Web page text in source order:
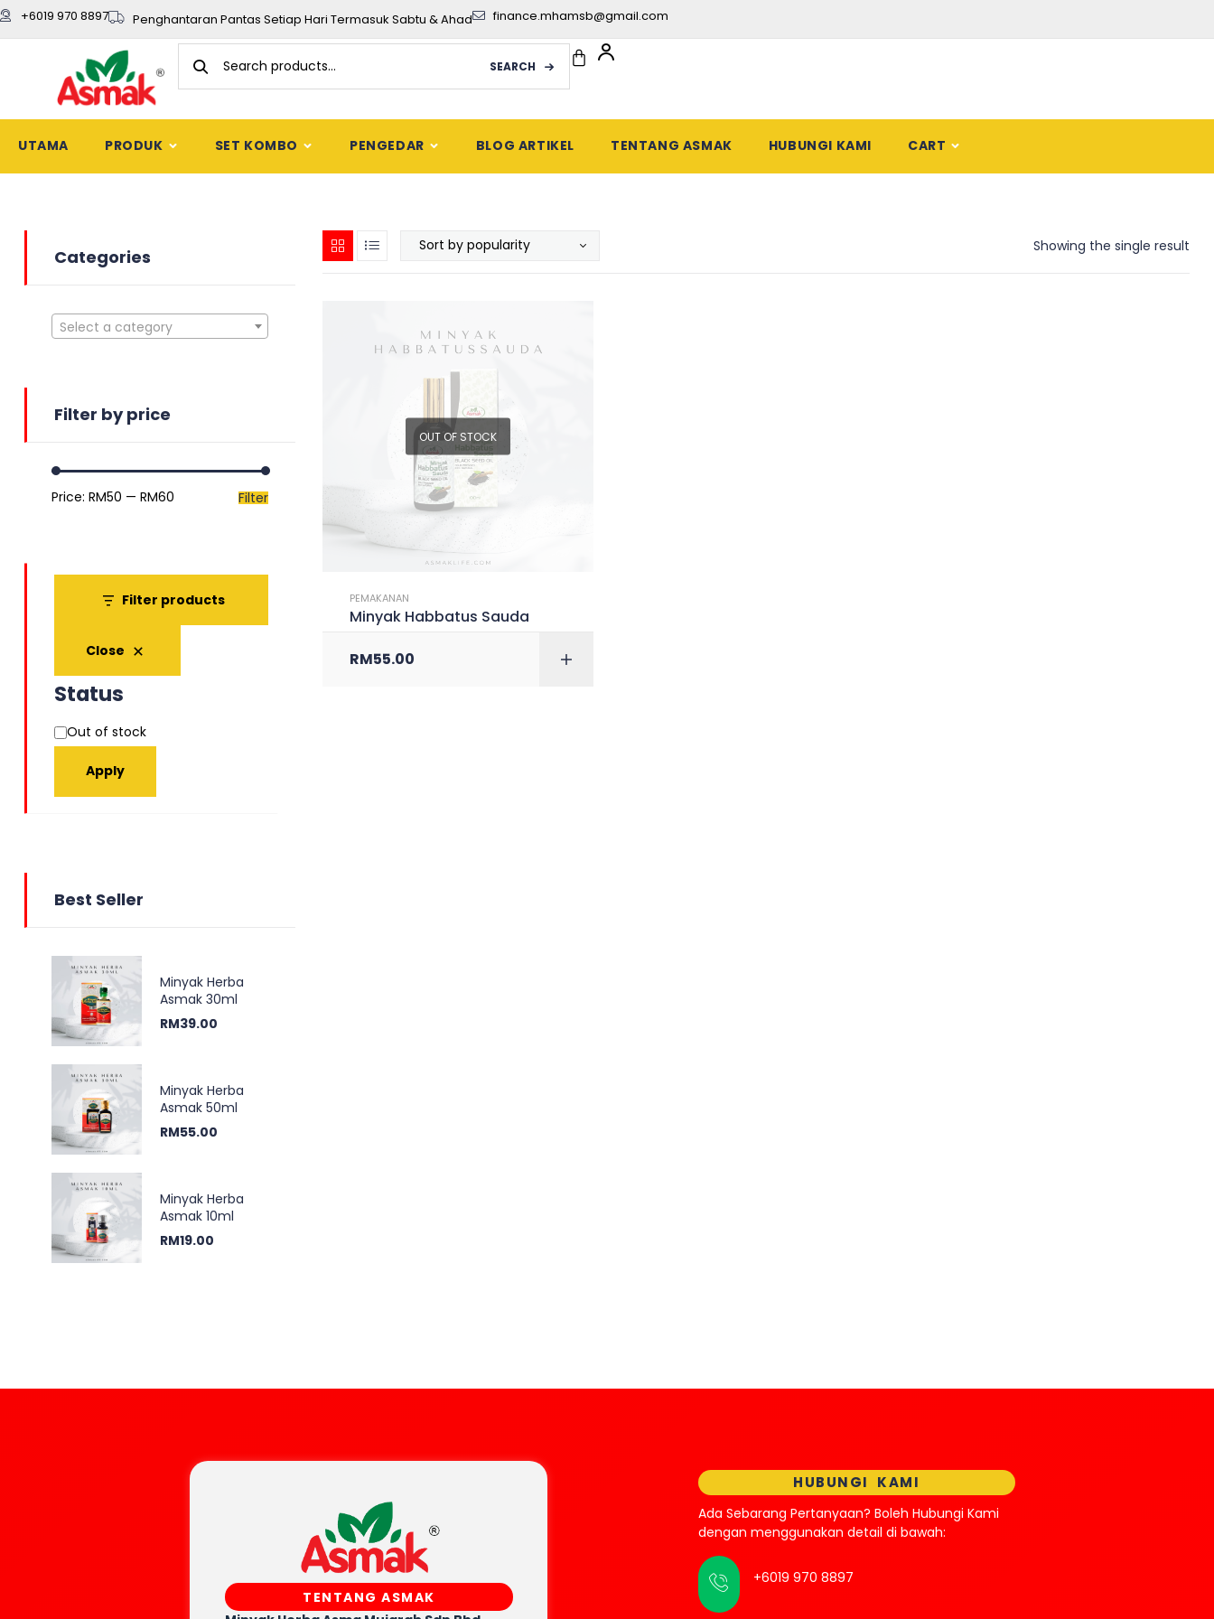
+6019 970 8897 Penghantaran Pantas Setiap Hari Termasuk Sabtu & Ahad finance.mhamsb@gmail.com
SEARCH
UTAMA PRODUK SET KOMBO PENGEDAR BLOG ARTIKEL TENTANG ASMAK HUBUNGI KAMI CART
Showing the single result
OUT OF STOCK
PEMAKANAN
Minyak Habbatus Sauda
RM55.00
Categories
Select a category
Filter by price
Filter
Price: RM50 — RM60
Filter products
Close
Status
Out of stock
Apply
Best Seller
Minyak Herba
Asmak 30ml
RM39.00
Minyak Herba
Asmak 50ml
RM55.00
Minyak Herba
Asmak 10ml
RM19.00
TENTANG ASMAK
HUBUNGI KAMI
Ada Sebarang Pertanyaan? Boleh Hubungi Kami
dengan menggunakan detail di bawah:
+6019 970 8897